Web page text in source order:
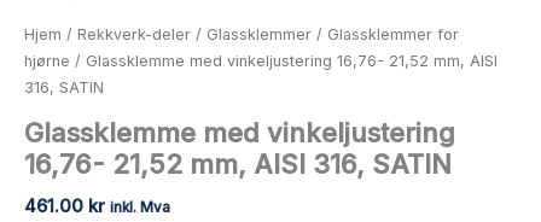
Hjem / Rekkverk-deler / Glassklemmer / Glassklemmer for
hjørne / Glassklemme med vinkeljustering 16,76- 21,52 mm, AISI
316, SATIN
Glassklemme med vinkeljustering
16,76- 21,52 mm, AISI 316, SATIN
461.00 kr inkl. Mva